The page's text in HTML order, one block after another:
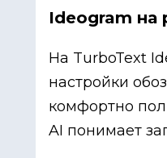
Ideogram на
На TurboText
настройки
комфортно
AI понимает